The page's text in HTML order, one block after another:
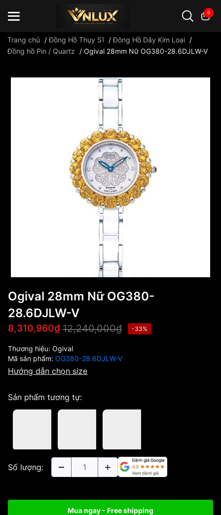
0
Trang chủ /Đồng Hồ Thụy Sĩ /Đông Hồ Dây Kim Loại /
Đồng hồ Pin / Quartz
/ Ogival 28mm Nữ OG380-28.6DJLW-V
Ogival 28mm Nữ OG380-
28.6DJLW-V
8,310,960₫ 12,240,000₫ -33%
Thương hiệu: Ogival
Mã sản phẩm: OG380-28.6DJLW-V
Hướng dẫn chọn size
Sản phẩm tương tự:
Số lượng:
Mua ngay - Free shipping